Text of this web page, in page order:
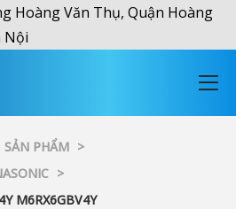
Hoàng Văn Thụ, Quận Hoàng
Nội
SẢN PHẨM >
>
M6RX6GBV4Y